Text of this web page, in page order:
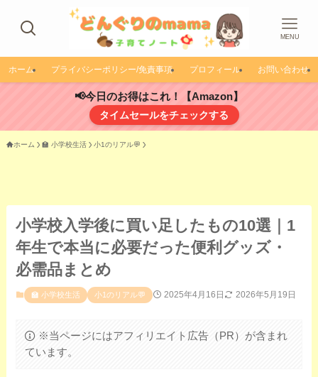
MENU
ホーム プライバシーポリシー/免責事項 プロフィール お問い合わせ
📢今日のお得はこれ！【Amazon】
タイムセールをチェックする
ホーム 🏫 小学校生活 小1のリアル💬
小学校入学後に買い足したもの10選｜1
年生で本当に必要だった便利グッズ・
必需品まとめ
🏫 小学校生活 小1のリアル💬 2025年4月16日 2026年5月19日
※当ページにはアフィリエイト広告（PR）が含まれ
ています。